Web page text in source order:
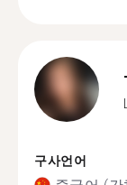
구사언어